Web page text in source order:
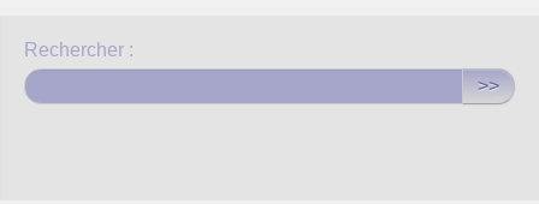
Rechercher :
>>